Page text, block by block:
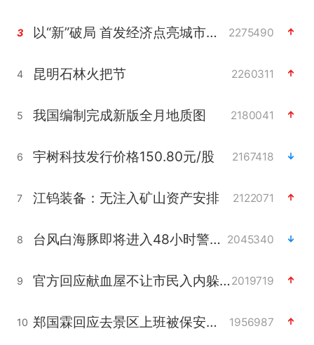
3 以“新”破局 首发经济点亮城市消费活力 2275490
4 昆明石林火把节 2260311
5 我国编制完成新版全月地质图 2180041
6 宇树科技发行价格150.80元/股 2167418
7 江钨装备：无注入矿山资产安排 2122071
8 台风白海豚即将进入48小时警戒线 2045340
9 官方回应献血屋不让市民入内躲雨2019719
10 郑国霖回应去景区上班被保安拦下 1956987